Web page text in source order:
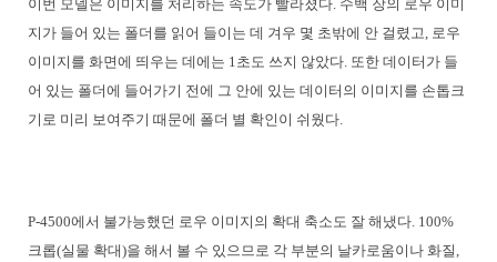
이번 모델은 이미지를 처리하는 속도가 빨라졌다. 수백 장의 로우 이미
지가 들어 있는 폴더를 읽어 들이는 데 겨우 몇 초밖에 안 걸렸고, 로우
이미지를 화면에 띄우는 데에는 1초도 쓰지 않았다. 또한 데이터가 들
어 있는 폴더에 들어가기 전에 그 안에 있는 데이터의 이미지를 손톱크
기로 미리 보여주기 때문에 폴더 별 확인이 쉬웠다.
P-4500에서 불가능했던 로우 이미지의 확대 축소도 잘 해냈다. 100%
크롭(실물 확대)을 해서 볼 수 있으므로 각 부분의 날카로움이나 화질,